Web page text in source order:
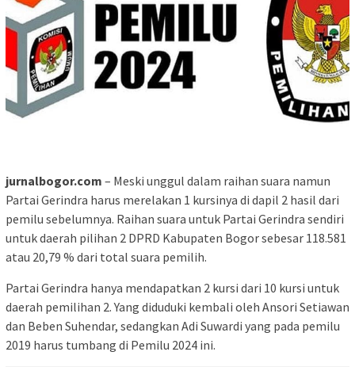
jurnalbogor.com – Meski unggul dalam raihan suara namun
Partai Gerindra harus merelakan 1 kursinya di dapil 2 hasil dari
pemilu sebelumnya. Raihan suara untuk Partai Gerindra sendiri
untuk daerah pilihan 2 DPRD Kabupaten Bogor sebesar 118.581
atau 20,79 % dari total suara pemilih.
Partai Gerindra hanya mendapatkan 2 kursi dari 10 kursi untuk
daerah pemilihan 2. Yang diduduki kembali oleh Ansori Setiawan
dan Beben Suhendar, sedangkan Adi Suwardi yang pada pemilu
2019 harus tumbang di Pemilu 2024 ini.